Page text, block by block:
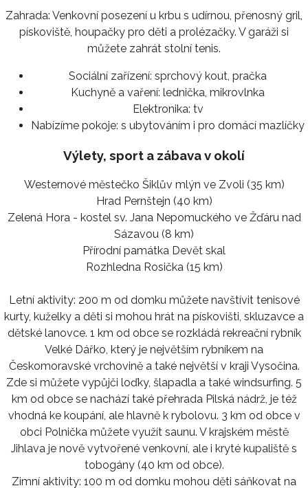
Zahrada: Venkovní posezení u krbu s udírnou, přenosný gril,
pískoviště, houpačky pro děti a prolézačky. V garáži si
můžete zahrát stolní tenis.
Sociální zařízení: sprchový kout, pračka
Kuchyně a vaření: lednička, mikrovlnka
Elektronika: tv
Nabízíme pokoje: s ubytováním i pro domácí mazlíčky
Výlety, sport a zábava v okolí
Westernové městečko Šiklův mlýn ve Zvoli (35 km)
Hrad Pernštejn (40 km)
Zelená Hora - kostel sv. Jana Nepomuckého ve Žďáru nad
Sázavou (8 km)
Přírodní památka Devět skal
Rozhledna Rosička (15 km)
Letní aktivity: 200 m od domku můžete navštívit tenisové
kurty, kuželky a děti si mohou hrát na pískovišti, skluzavce a
dětské lanovce. 1 km od obce se rozkládá rekreační rybník
Velké Dářko, který je největším rybníkem na
Českomoravské vrchovině a také největší v kraji Vysočina.
Zde si můžete vypůjči loďky, šlapadla a také windsurfing. 5
km od obce se nachází také přehrada Pilská nádrž, je též
vhodná ke koupání, ale hlavně k rybolovu. 3 km od obce v
obci Polnička můžete využít saunu. V krajském městě
Jihlava je nově vytvořené venkovní, ale i kryté kupaliště s
tobogány (40 km od obce).
Zimní aktivity: 100 m od domku mohou děti sáňkovat na